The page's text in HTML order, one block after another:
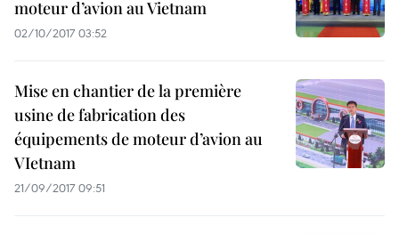
moteur d’avion au Vietnam
02/10/2017 03:52
Mise en chantier de la première
usine de fabrication des
équipements de moteur d’avion au
VIetnam
21/09/2017 09:51